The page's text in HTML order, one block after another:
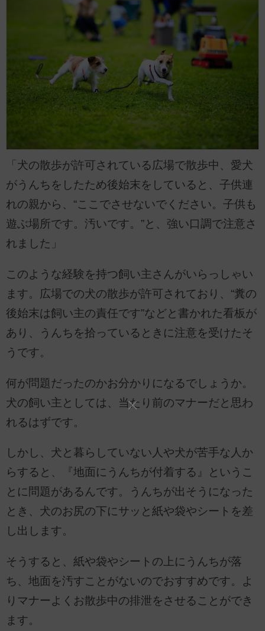
「犬の散歩が許可されている広場で散歩中、愛犬
がうんちをしたため後始末をしていると、子供連
れの親から、“ここでさせないでください。子供も
遊ぶ場所です。汚いです。”と、強い口調で注意さ
れました」
このような経験を持つ飼い主さんがいらっしゃい
ます。広場での犬の散歩が許可されており、“糞の
後始末は飼い主の責任です”などと書かれた看板が
あり、うんちを拾っているときに注意を受けたそ
うです。
何が問題だったのかお分かりになるでしょうか。
犬の飼い主としては、当たり前のマナーだと思わ
れるはずです。
しかし、犬と暮らしていない人や犬が苦手な人か
らすると、『地面にうんちが付着する』というこ
とに問題があるんです。うんちが出そうになった
とき、犬のお尻の下にサッと紙や袋やシートを差
し出します。
そうすると、紙や袋やシートの上にうんちが落
ち、地面を汚すことがないのでおすすめです。よ
りマナーよくお散歩中の排泄をさせることができ
ます。